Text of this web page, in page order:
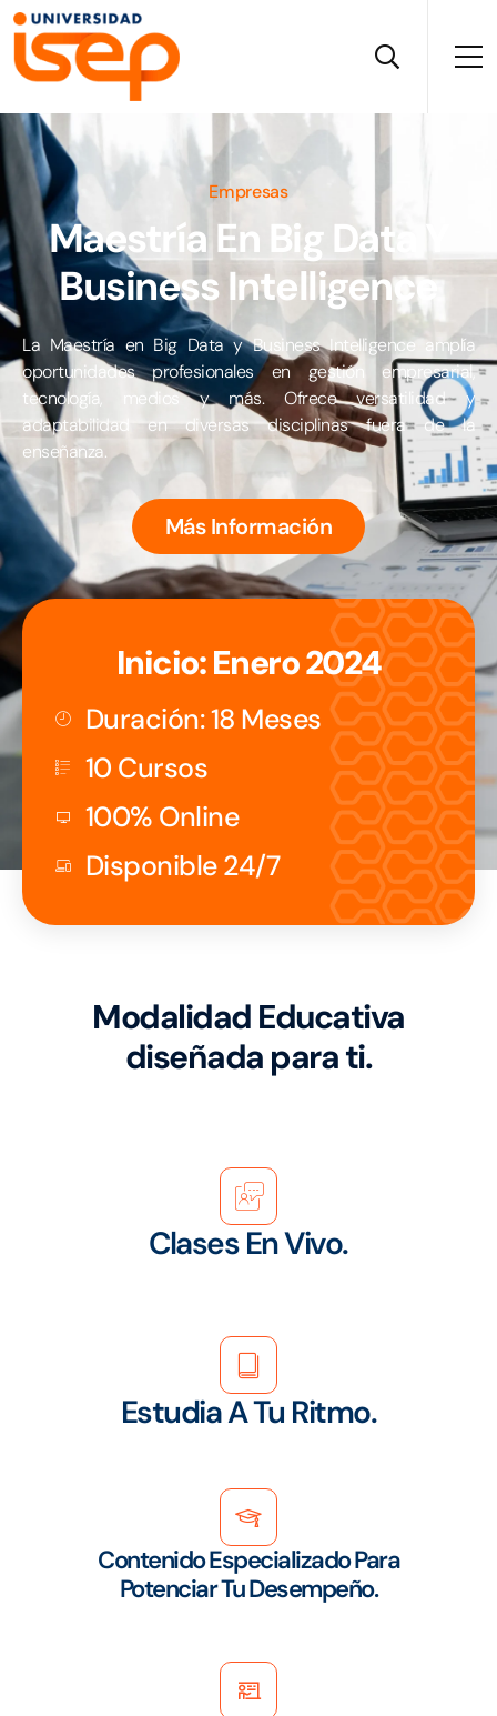
Empresas
Maestría En Big Data Y
Business Intelligence
La Maestría en Big Data y Business Intelligence amplía
oportunidades profesionales en gestión empresarial,
tecnología, medios y más. Ofrece versatilidad y
adaptabilidad en diversas disciplinas fuera de la
enseñanza.
Más Información
Inicio: Enero 2024
Duración: 18 Meses
10 Cursos
100% Online
Disponible 24/7
Modalidad Educativa
diseñada para ti.
Clases En Vivo.
Estudia A Tu Ritmo.
Contenido Especializado Para
Potenciar Tu Desempeño.